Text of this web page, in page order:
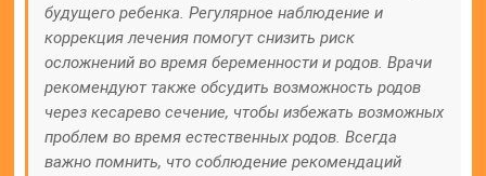
будущего ребенка. Регулярное наблюдение и
коррекция лечения помогут снизить риск
осложнений во время беременности и родов. Врачи
рекомендуют также обсудить возможность родов
через кесарево сечение, чтобы избежать возможных
проблем во время естественных родов. Всегда
важно помнить, что соблюдение рекомендаций